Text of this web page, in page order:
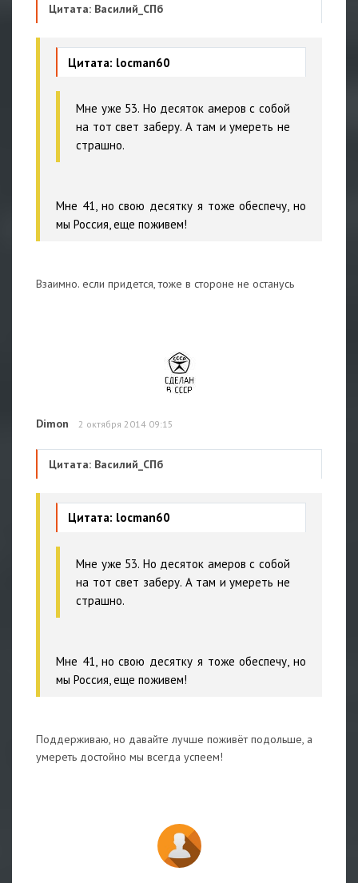
Цитата: Василий_СПб
Цитата: locman60
Мне уже 53. Но десяток амеров с собой
на тот свет заберу. А там и умереть не
страшно.
Мне 41, но свою десятку я тоже обеспечу, но
мы Россия, еще поживем!
Взаимно. если придется, тоже в стороне не останусь
Dimon 2 октября 2014 09:15
Цитата: Василий_СПб
Цитата: locman60
Мне уже 53. Но десяток амеров с собой
на тот свет заберу. А там и умереть не
страшно.
Мне 41, но свою десятку я тоже обеспечу, но
мы Россия, еще поживем!
Поддерживаю, но давайте лучше поживёт подольше, а
умереть достойно мы всегда успеем!